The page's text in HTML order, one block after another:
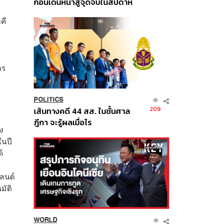
นปี
นด์
มัติ
POLITICS
เส้นทางคดี 44 สส. ในชั้นศาล
ฎีกา จะรู้ผลเมื่อไร
209
WORLD